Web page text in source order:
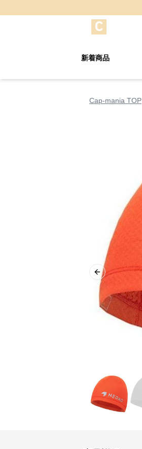
新着商品
Cap-mania TOP
Previous slide